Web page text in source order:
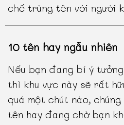
chế trùng tên với người
10 tên hay ngẫu nhiên
Nếu bạn đang bí ý
thì khu vực này sẽ rất
quá một chút nào,
tên hay đang chờ bạn